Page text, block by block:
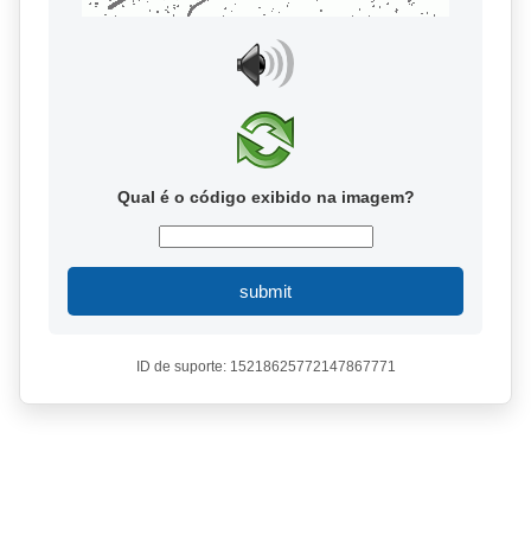
Qual é o código exibido na imagem?
submit
ID de suporte: 15218625772147867771